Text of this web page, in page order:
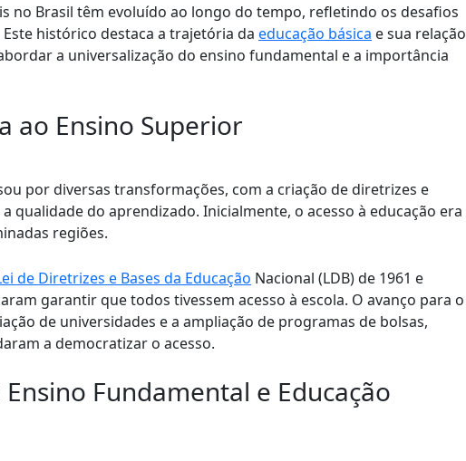
no Brasil têm evoluído ao longo do tempo, refletindo os desafios
histórico destaca a trajetória da educação básica e sua relação
a universalização do ensino fundamental e a importância
ao Ensino Superior
por diversas transformações, com a criação de diretrizes e
qualidade do aprendizado. Inicialmente, o acesso à educação era
regiões.
de Diretrizes e Bases da Educação Nacional (LDB) de 1961 e
garantir que todos tivessem acesso à escola. O avanço para o
de universidades e a ampliação de programas de bolsas,
a democratizar o acesso.
Fundamental e Educação